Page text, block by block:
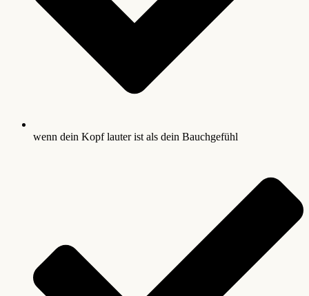
wenn dein Kopf lauter ist als dein Bauchgefühl